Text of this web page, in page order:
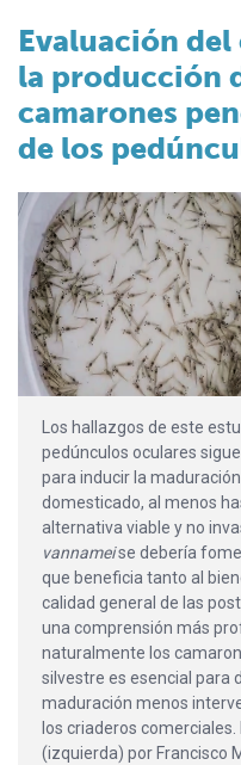
Evaluación
la producción
camarones
de los
Los hallazgos de este
pedúnculos oculares
para inducir la
domesticado, al menos
alternativa viable y no
vannameise debería
que beneficia tanto al
calidad general de las
una comprensión más
naturalmente los
silvestre es esencial para
maduración menos
los criaderos comerciales.
(izquierda) por Francisco